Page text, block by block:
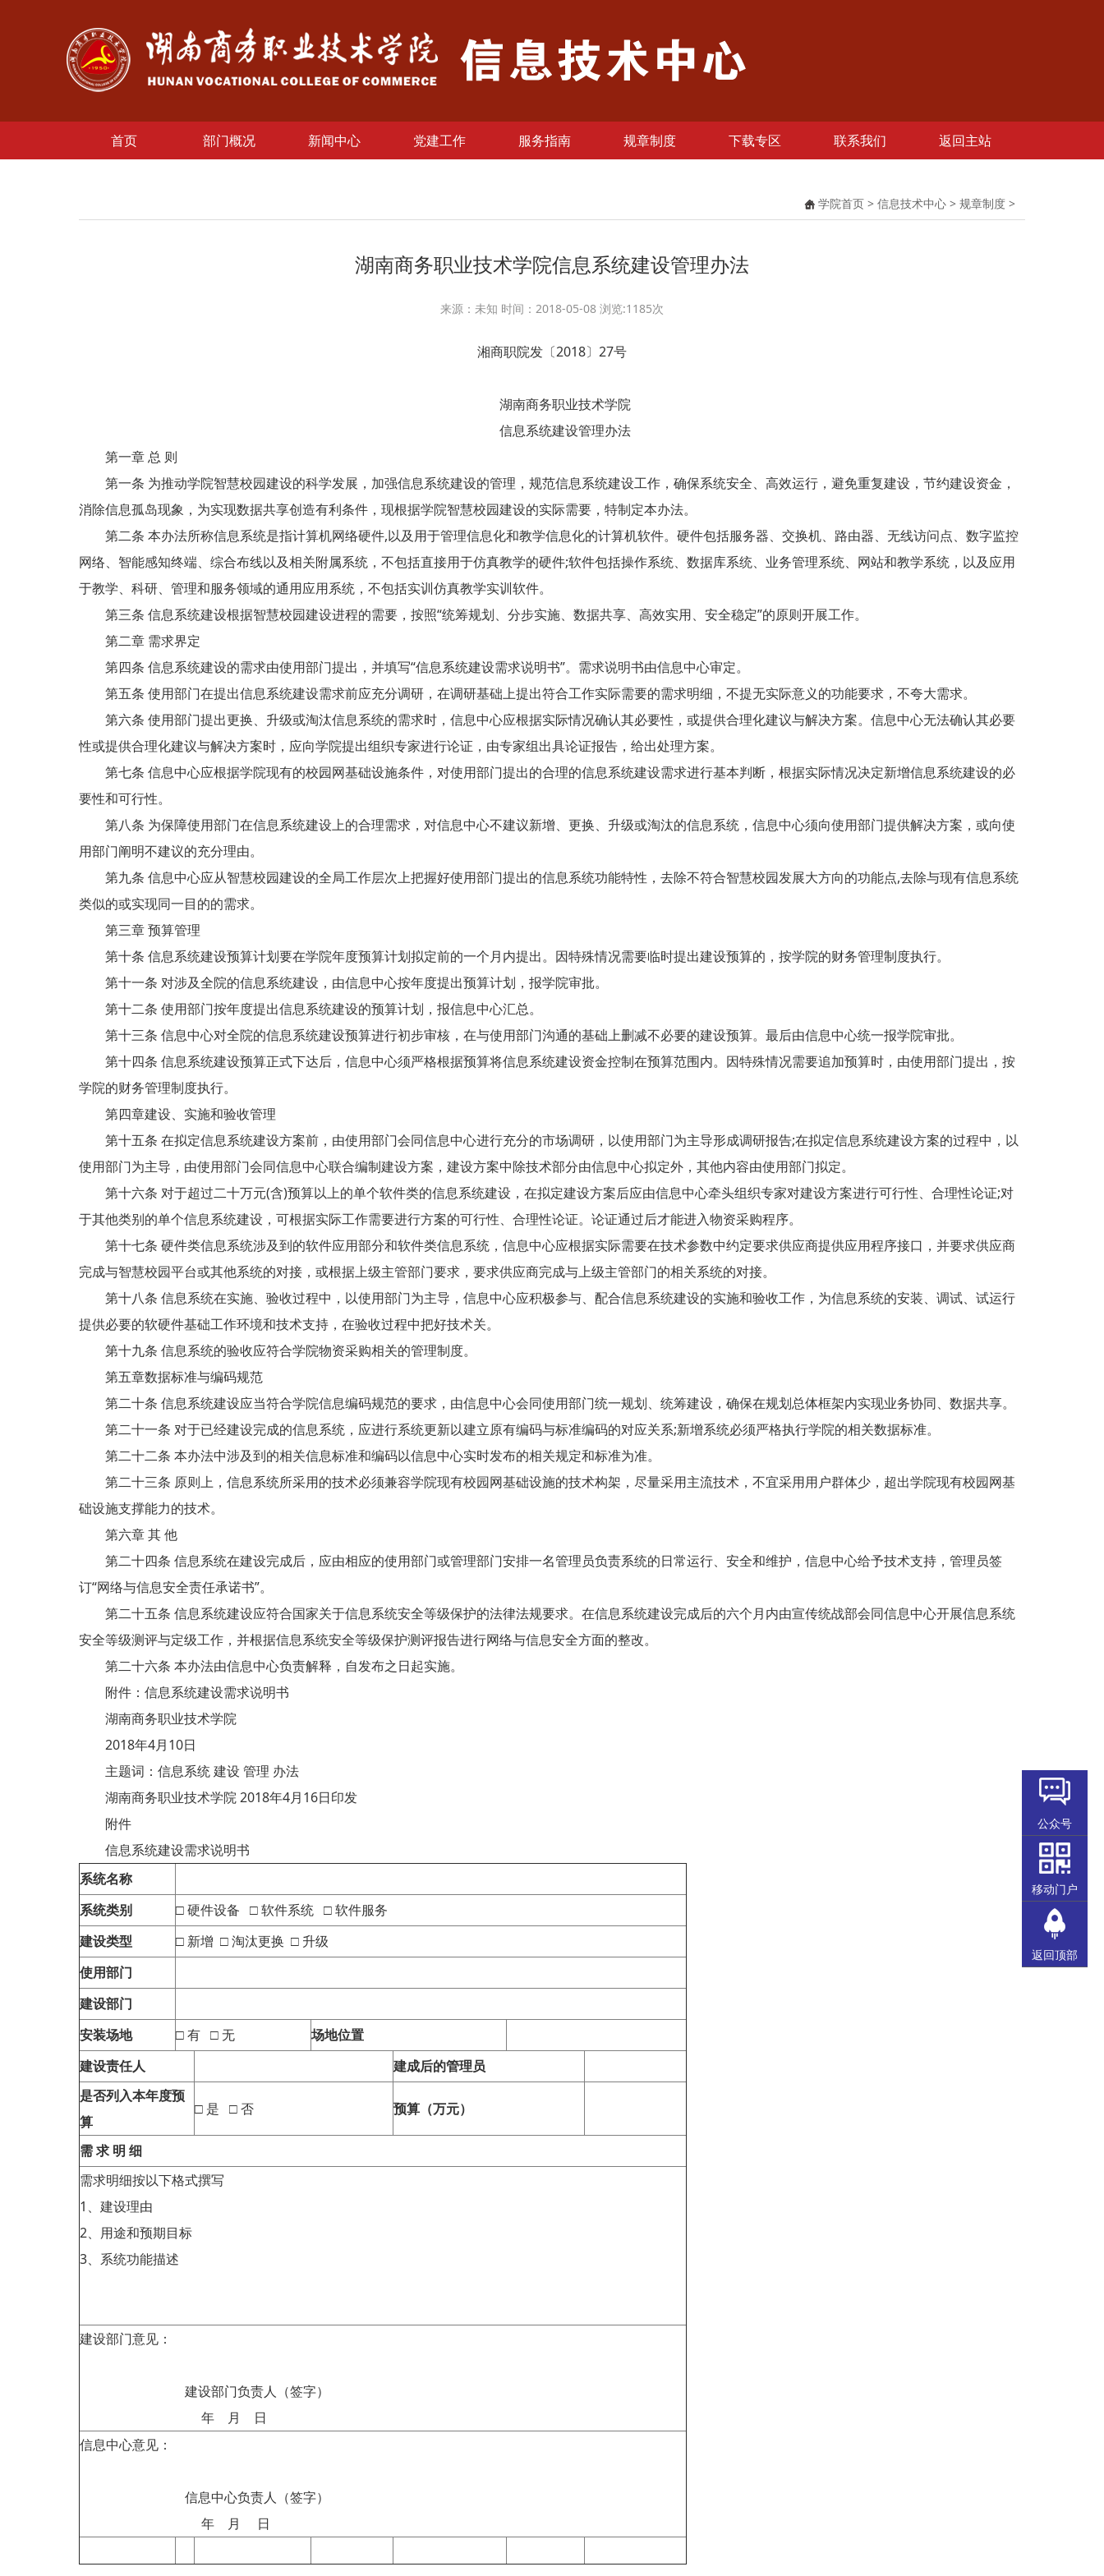
首页 部门概况 新闻中心 党建工作 服务指南 规章制度 下载专区 联系我们 返回主站
学院首页 > 信息技术中心 > 规章制度 >
湖南商务职业技术学院信息系统建设管理办法
来源：未知 时间：2018-05-08 浏览:1185次
湘商职院发〔2018〕27号
湖南商务职业技术学院
信息系统建设管理办法
第一章 总 则
第一条 为推动学院智慧校园建设的科学发展，加强信息系统建设的管理，规范信息系统建设工作，确保系统安全、高效运行，避免重复建设，节约建设资金，
消除信息孤岛现象，为实现数据共享创造有利条件，现根据学院智慧校园建设的实际需要，特制定本办法。
第二条 本办法所称信息系统是指计算机网络硬件,以及用于管理信息化和教学信息化的计算机软件。硬件包括服务器、交换机、路由器、无线访问点、数字监控
网络、智能感知终端、综合布线以及相关附属系统，不包括直接用于仿真教学的硬件;软件包括操作系统、数据库系统、业务管理系统、网站和教学系统，以及应用
于教学、科研、管理和服务领域的通用应用系统，不包括实训仿真教学实训软件。
第三条 信息系统建设根据智慧校园建设进程的需要，按照“统筹规划、分步实施、数据共享、高效实用、安全稳定”的原则开展工作。
第二章 需求界定
第四条 信息系统建设的需求由使用部门提出，并填写“信息系统建设需求说明书”。需求说明书由信息中心审定。
第五条 使用部门在提出信息系统建设需求前应充分调研，在调研基础上提出符合工作实际需要的需求明细，不提无实际意义的功能要求，不夸大需求。
第六条 使用部门提出更换、升级或淘汰信息系统的需求时，信息中心应根据实际情况确认其必要性，或提供合理化建议与解决方案。信息中心无法确认其必要
性或提供合理化建议与解决方案时，应向学院提出组织专家进行论证，由专家组出具论证报告，给出处理方案。
第七条 信息中心应根据学院现有的校园网基础设施条件，对使用部门提出的合理的信息系统建设需求进行基本判断，根据实际情况决定新增信息系统建设的必
要性和可行性。
第八条 为保障使用部门在信息系统建设上的合理需求，对信息中心不建议新增、更换、升级或淘汰的信息系统，信息中心须向使用部门提供解决方案，或向使
用部门阐明不建议的充分理由。
第九条 信息中心应从智慧校园建设的全局工作层次上把握好使用部门提出的信息系统功能特性，去除不符合智慧校园发展大方向的功能点,去除与现有信息系统
类似的或实现同一目的的需求。
第三章 预算管理
第十条 信息系统建设预算计划要在学院年度预算计划拟定前的一个月内提出。因特殊情况需要临时提出建设预算的，按学院的财务管理制度执行。
第十一条 对涉及全院的信息系统建设，由信息中心按年度提出预算计划，报学院审批。
第十二条 使用部门按年度提出信息系统建设的预算计划，报信息中心汇总。
第十三条 信息中心对全院的信息系统建设预算进行初步审核，在与使用部门沟通的基础上删减不必要的建设预算。最后由信息中心统一报学院审批。
第十四条 信息系统建设预算正式下达后，信息中心须严格根据预算将信息系统建设资金控制在预算范围内。因特殊情况需要追加预算时，由使用部门提出，按
学院的财务管理制度执行。
第四章建设、实施和验收管理
第十五条 在拟定信息系统建设方案前，由使用部门会同信息中心进行充分的市场调研，以使用部门为主导形成调研报告;在拟定信息系统建设方案的过程中，以
使用部门为主导，由使用部门会同信息中心联合编制建设方案，建设方案中除技术部分由信息中心拟定外，其他内容由使用部门拟定。
第十六条 对于超过二十万元(含)预算以上的单个软件类的信息系统建设，在拟定建设方案后应由信息中心牵头组织专家对建设方案进行可行性、合理性论证;对
于其他类别的单个信息系统建设，可根据实际工作需要进行方案的可行性、合理性论证。论证通过后才能进入物资采购程序。
第十七条 硬件类信息系统涉及到的软件应用部分和软件类信息系统，信息中心应根据实际需要在技术参数中约定要求供应商提供应用程序接口，并要求供应商
完成与智慧校园平台或其他系统的对接，或根据上级主管部门要求，要求供应商完成与上级主管部门的相关系统的对接。
第十八条 信息系统在实施、验收过程中，以使用部门为主导，信息中心应积极参与、配合信息系统建设的实施和验收工作，为信息系统的安装、调试、试运行
提供必要的软硬件基础工作环境和技术支持，在验收过程中把好技术关。
第十九条 信息系统的验收应符合学院物资采购相关的管理制度。
第五章数据标准与编码规范
第二十条 信息系统建设应当符合学院信息编码规范的要求，由信息中心会同使用部门统一规划、统筹建设，确保在规划总体框架内实现业务协同、数据共享。
第二十一条 对于已经建设完成的信息系统，应进行系统更新以建立原有编码与标准编码的对应关系;新增系统必须严格执行学院的相关数据标准。
第二十二条 本办法中涉及到的相关信息标准和编码以信息中心实时发布的相关规定和标准为准。
第二十三条 原则上，信息系统所采用的技术必须兼容学院现有校园网基础设施的技术构架，尽量采用主流技术，不宜采用用户群体少，超出学院现有校园网基
础设施支撑能力的技术。
第六章 其 他
第二十四条 信息系统在建设完成后，应由相应的使用部门或管理部门安排一名管理员负责系统的日常运行、安全和维护，信息中心给予技术支持，管理员签
订“网络与信息安全责任承诺书”。
第二十五条 信息系统建设应符合国家关于信息系统安全等级保护的法律法规要求。在信息系统建设完成后的六个月内由宣传统战部会同信息中心开展信息系统
安全等级测评与定级工作，并根据信息系统安全等级保护测评报告进行网络与信息安全方面的整改。
第二十六条 本办法由信息中心负责解释，自发布之日起实施。
附件：信息系统建设需求说明书
湖南商务职业技术学院
2018年4月10日
主题词：信息系统 建设 管理 办法
湖南商务职业技术学院 2018年4月16日印发
附件
信息系统建设需求说明书
系统名称
系统类别
□ 硬件设备 □ 软件系统 □ 软件服务
建设类型
□ 新增 □ 淘汰更换 □ 升级
使用部门
建设部门
安装场地
□ 有 □ 无
场地位置
建设责任人
建成后的管理员
是否列入本年度预
算
□ 是 □ 否 预算（万元）
需 求 明 细
需求明细按以下格式撰写
1、建设理由
2、用途和预期目标
3、系统功能描述
建设部门意见：
建设部门负责人（签字）
年 月 日
信息中心意见：
信息中心负责人（签字）
年 月 日
公众号
移动门户
返回顶部